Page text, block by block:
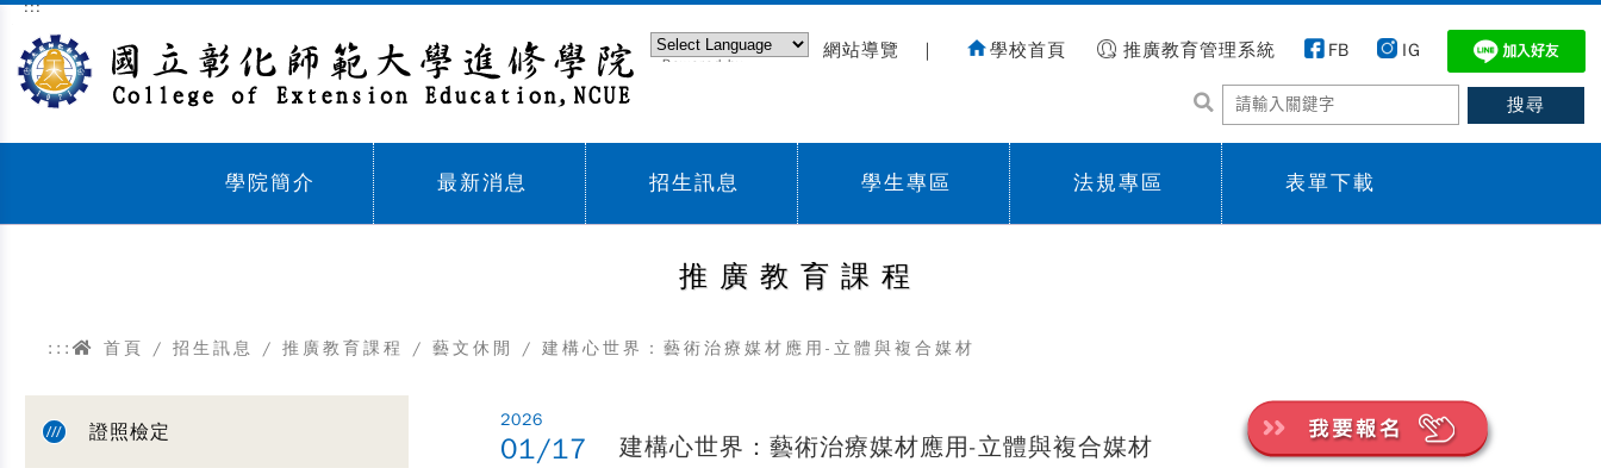
跳到主要內容區塊
:::
Powered by
網站導覽 ｜ 學校首頁 推廣教育管理系統 FB IG
學院簡介 最新消息 招生訊息 學生專區 法規專區 表單下載
推廣教育課程
::: 首頁 / 招生訊息 / 推廣教育課程 / 藝文休閒 / 建構心世界：藝術治療媒材應用-立體與複合媒材
證照檢定
2026
01/17 建構心世界：藝術治療媒材應用-立體與複合媒材